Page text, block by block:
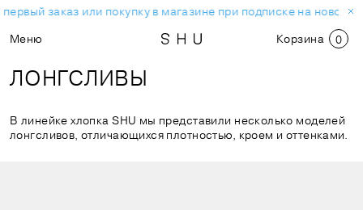
заказ или покупку в магазине при подписке на
Меню
Корзина 0
ЛОНГСЛИВЫ
В линейке хлопка SHU мы представили несколько моделей
лонгсливов, отличающихся плотностью, кроем и оттенками.